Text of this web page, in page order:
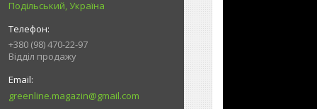
Подільський, Україна
+380 (98) 470-22-97
Відділ продажу
greenline.magazin@gmail.com